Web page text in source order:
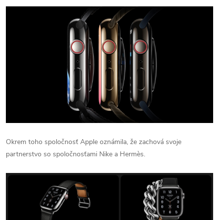
Okrem toho spoločnosť Apple oznámila, že zachová svoje
partnerstvo so spoločnosťami Nike a Hermès.